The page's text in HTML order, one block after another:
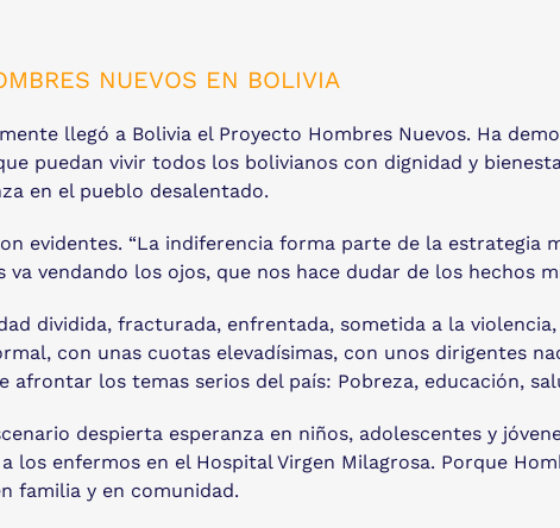
NUEVOS EN BOLIVIA
llegó a Bolivia el Proyecto Hombres Nuevos. Ha
puedan vivir todos los bolivianos con dignidad y
en el pueblo desalentado.
evidentes. “La indiferencia forma parte de la
vendando los ojos, que nos hace dudar de los hechos
dividida, fracturada, enfrentada, sometida a la
con unas cuotas elevadísimas, con unos dirigentes
los temas serios del país: Pobreza, educación,
despierta esperanza en niños, adolescentes y
los enfermos en el Hospital Virgen Milagrosa. Porque
familia y en comunidad.